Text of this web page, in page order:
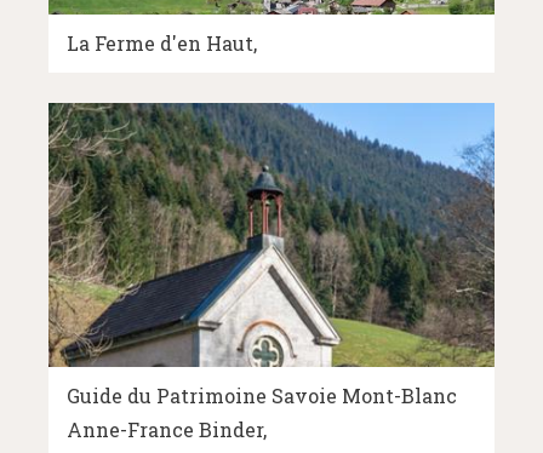
La Ferme d'en Haut
Guide du Patrimoine Savoie Mont-Blanc
Anne-France Binder